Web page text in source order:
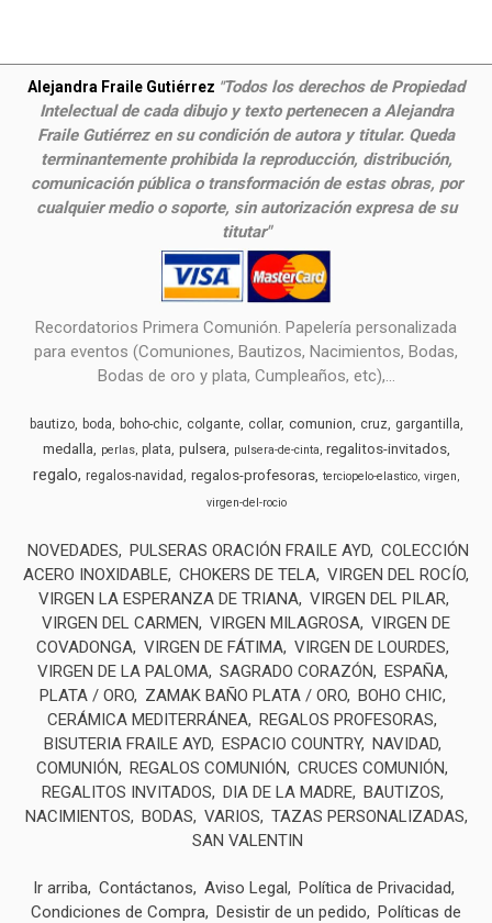
Alejandra Fraile Gutiérrez "Todos los derechos de Propiedad
Intelectual de cada dibujo y texto pertenecen a Alejandra
Fraile Gutiérrez en su condición de autora y titular. Queda
terminantemente prohibida la reproducción, distribución,
comunicación pública o transformación de estas obras, por
cualquier medio o soporte, sin autorización expresa de su
titutar"
Recordatorios Primera Comunión. Papelería personalizada
para eventos (Comuniones, Bautizos, Nacimientos, Bodas,
Bodas de oro y plata, Cumpleaños, etc),...
bautizo boda boho-chic colgante collar comunion cruz gargantilla
medalla perlas plata pulsera pulsera-de-cinta regalitos-invitados
regalo regalos-navidad regalos-profesoras terciopelo-elastico virgen
virgen-del-rocio
NOVEDADES PULSERAS ORACIÓN FRAILE AYD COLECCIÓN
ACERO INOXIDABLE CHOKERS DE TELA VIRGEN DEL ROCÍO
VIRGEN LA ESPERANZA DE TRIANA VIRGEN DEL PILAR
VIRGEN DEL CARMEN
VIRGEN MILAGROSA VIRGEN DE
COVADONGA VIRGEN DE FÁTIMA VIRGEN DE LOURDES
VIRGEN DE LA PALOMA SAGRADO CORAZÓN
ESPAÑA
PLATA / ORO
ZAMAK BAÑO PLATA / ORO BOHO CHIC
CERÁMICA MEDITERRÁNEA REGALOS PROFESORAS
BISUTERIA FRAILE AYD ESPACIO COUNTRY NAVIDAD
COMUNIÓN
REGALOS COMUNIÓN
CRUCES COMUNIÓN
REGALITOS INVITADOS
DIA DE LA MADRE BAUTIZOS
NACIMIENTOS
BODAS VARIOS
TAZAS PERSONALIZADAS
SAN VALENTIN
Ir arriba Contáctanos Aviso Legal
Política de Privacidad
Condiciones de Compra
Desistir de un pedido Políticas de